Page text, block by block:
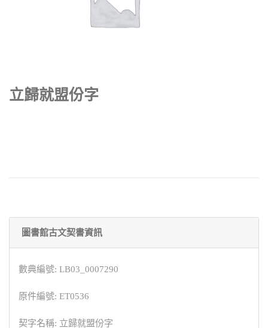
立歸就盟份字
圖書館古文契書資訊
數典編號: LB03_0007290
原件編號: ET0536
契字名稱: 立歸就盟份字